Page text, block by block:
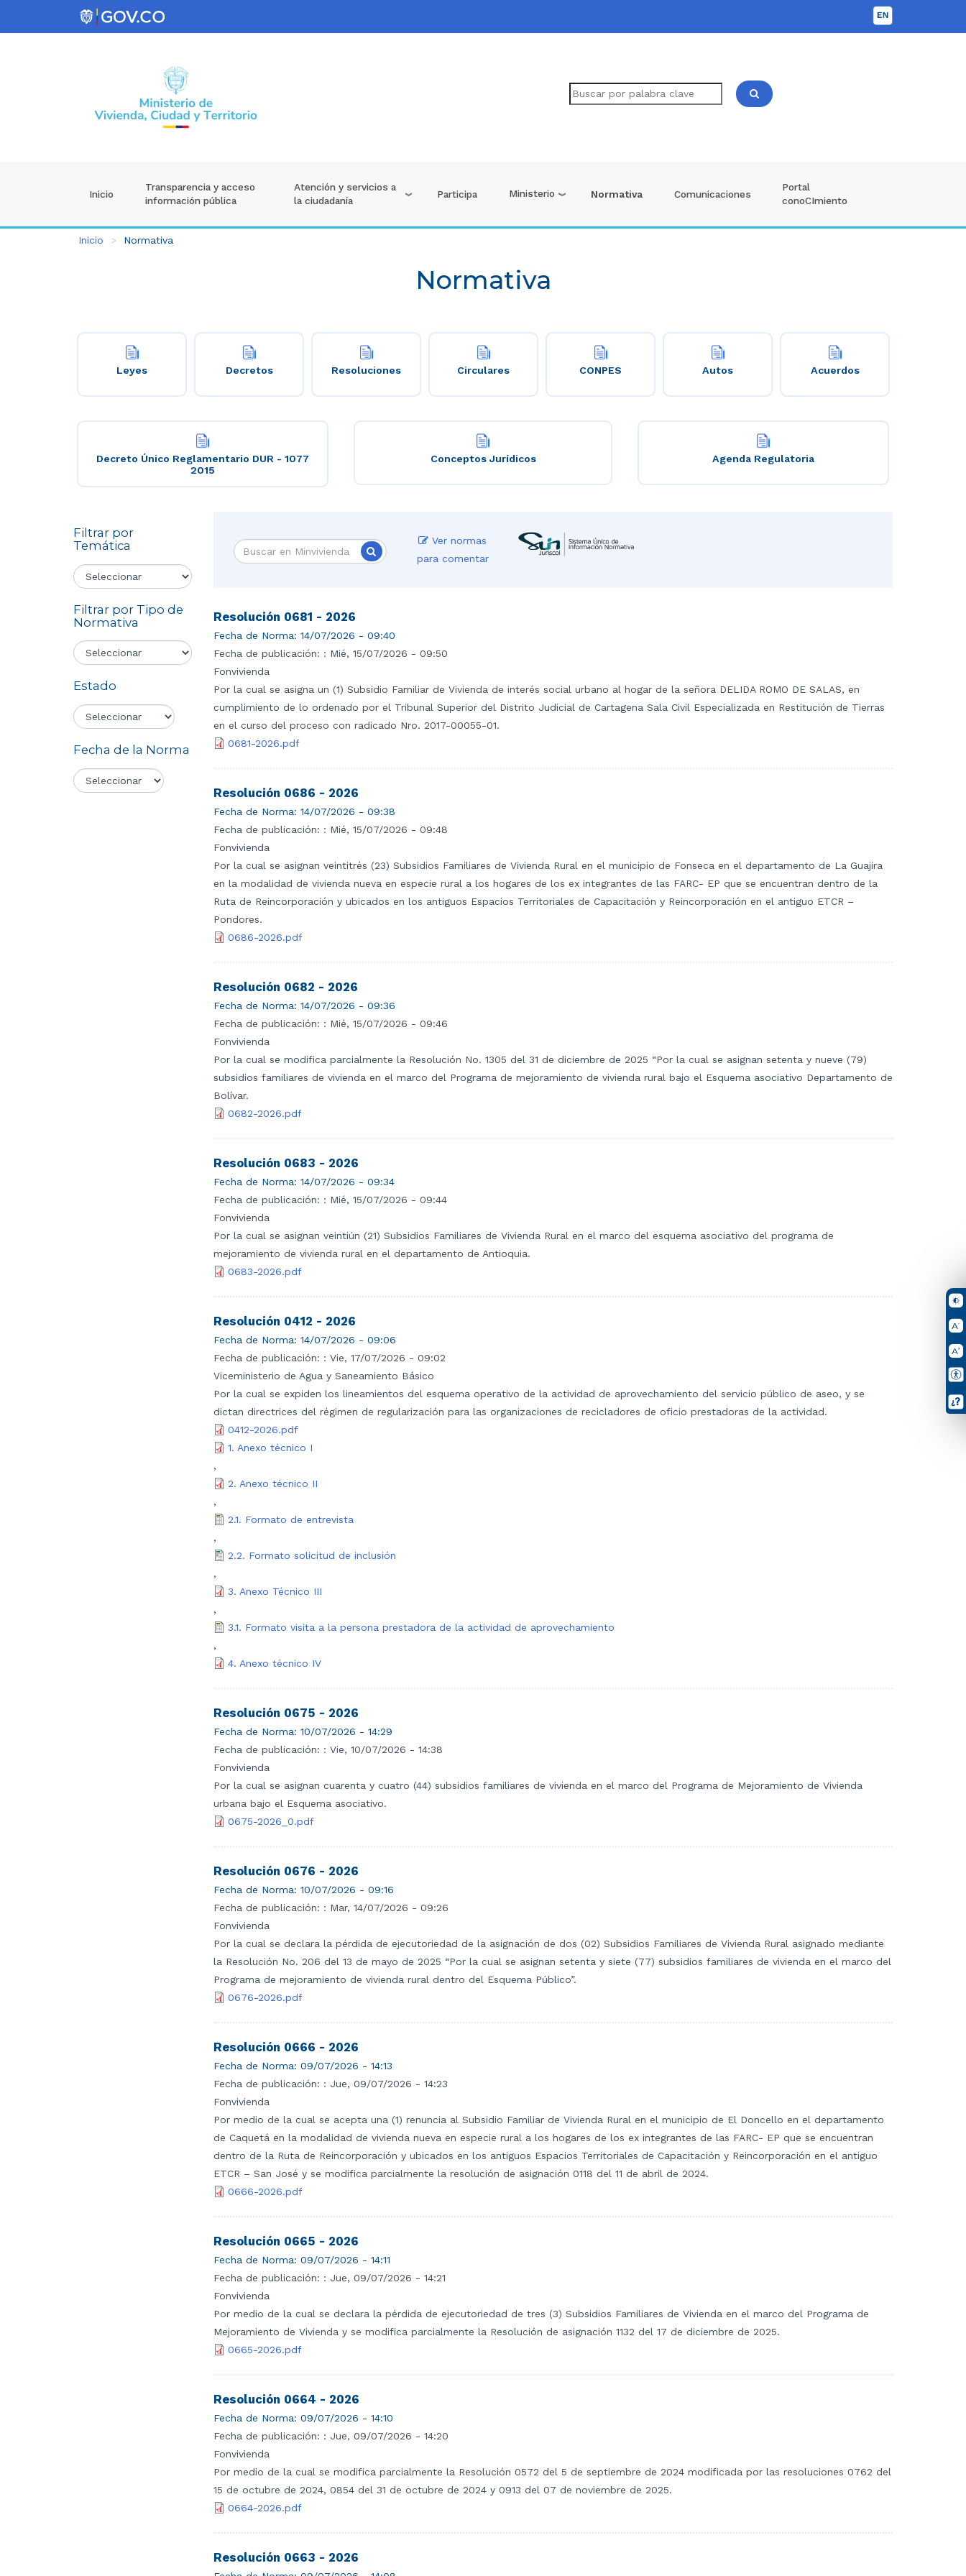
Inicio
Transparencia y acceso
información pública
Atención y servicios a
la ciudadanía
Participa Ministerio Normativa Comunicaciones
Portal
conoCImiento
Inicio Normativa
Normativa
Leyes Decretos Resoluciones Circulares CONPES Autos Acuerdos
Decreto Único Reglamentario DUR - 1077
2015
Conceptos Jurídicos Agenda Regulatoria
Filtrar por
Temática
Filtrar por Tipo de
Normativa
Estado
Fecha de la Norma
Ver normas
para comentar
Resolución 0681 - 2026
Fecha de Norma: 14/07/2026 - 09:40
Fecha de publicación: : Mié, 15/07/2026 - 09:50
Fonvivienda
Por la cual se asigna un (1) Subsidio Familiar de Vivienda de interés social urbano al hogar de la señora DELIDA ROMO DE SALAS, en
cumplimiento de lo ordenado por el Tribunal Superior del Distrito Judicial de Cartagena Sala Civil Especializada en Restitución de Tierras
en el curso del proceso con radicado Nro. 2017-00055-01.
0681-2026.pdf
Resolución 0686 - 2026
Fecha de Norma: 14/07/2026 - 09:38
Fecha de publicación: : Mié, 15/07/2026 - 09:48
Fonvivienda
Por la cual se asignan veintitrés (23) Subsidios Familiares de Vivienda Rural en el municipio de Fonseca en el departamento de La Guajira
en la modalidad de vivienda nueva en especie rural a los hogares de los ex integrantes de las FARC- EP que se encuentran dentro de la
Ruta de Reincorporación y ubicados en los antiguos Espacios Territoriales de Capacitación y Reincorporación en el antiguo ETCR –
Pondores.
0686-2026.pdf
Resolución 0682 - 2026
Fecha de Norma: 14/07/2026 - 09:36
Fecha de publicación: : Mié, 15/07/2026 - 09:46
Fonvivienda
Por la cual se modifica parcialmente la Resolución No. 1305 del 31 de diciembre de 2025 “Por la cual se asignan setenta y nueve (79)
subsidios familiares de vivienda en el marco del Programa de mejoramiento de vivienda rural bajo el Esquema asociativo Departamento de
Bolívar.
0682-2026.pdf
Resolución 0683 - 2026
Fecha de Norma: 14/07/2026 - 09:34
Fecha de publicación: : Mié, 15/07/2026 - 09:44
Fonvivienda
Por la cual se asignan veintiún (21) Subsidios Familiares de Vivienda Rural en el marco del esquema asociativo del programa de
mejoramiento de vivienda rural en el departamento de Antioquia.
0683-2026.pdf
Resolución 0412 - 2026
Fecha de Norma: 14/07/2026 - 09:06
Fecha de publicación: : Vie, 17/07/2026 - 09:02
Viceministerio de Agua y Saneamiento Básico
Por la cual se expiden los lineamientos del esquema operativo de la actividad de aprovechamiento del servicio público de aseo, y se
dictan directrices del régimen de regularización para las organizaciones de recicladores de oficio prestadoras de la actividad.
0412-2026.pdf
1. Anexo técnico I
,
2. Anexo técnico II
,
2.1. Formato de entrevista
,
2.2. Formato solicitud de inclusión
,
3. Anexo Técnico III
,
3.1. Formato visita a la persona prestadora de la actividad de aprovechamiento
,
4. Anexo técnico IV
Resolución 0675 - 2026
Fecha de Norma: 10/07/2026 - 14:29
Fecha de publicación: : Vie, 10/07/2026 - 14:38
Fonvivienda
Por la cual se asignan cuarenta y cuatro (44) subsidios familiares de vivienda en el marco del Programa de Mejoramiento de Vivienda
urbana bajo el Esquema asociativo.
0675-2026_0.pdf
Resolución 0676 - 2026
Fecha de Norma: 10/07/2026 - 09:16
Fecha de publicación: : Mar, 14/07/2026 - 09:26
Fonvivienda
Por la cual se declara la pérdida de ejecutoriedad de la asignación de dos (02) Subsidios Familiares de Vivienda Rural asignado mediante
la Resolución No. 206 del 13 de mayo de 2025 “Por la cual se asignan setenta y siete (77) subsidios familiares de vivienda en el marco del
Programa de mejoramiento de vivienda rural dentro del Esquema Público”.
0676-2026.pdf
Resolución 0666 - 2026
Fecha de Norma: 09/07/2026 - 14:13
Fecha de publicación: : Jue, 09/07/2026 - 14:23
Fonvivienda
Por medio de la cual se acepta una (1) renuncia al Subsidio Familiar de Vivienda Rural en el municipio de El Doncello en el departamento
de Caquetá en la modalidad de vivienda nueva en especie rural a los hogares de los ex integrantes de las FARC- EP que se encuentran
dentro de la Ruta de Reincorporación y ubicados en los antiguos Espacios Territoriales de Capacitación y Reincorporación en el antiguo
ETCR – San José y se modifica parcialmente la resolución de asignación 0118 del 11 de abril de 2024.
0666-2026.pdf
Resolución 0665 - 2026
Fecha de Norma: 09/07/2026 - 14:11
Fecha de publicación: : Jue, 09/07/2026 - 14:21
Fonvivienda
Por medio de la cual se declara la pérdida de ejecutoriedad de tres (3) Subsidios Familiares de Vivienda en el marco del Programa de
Mejoramiento de Vivienda y se modifica parcialmente la Resolución de asignación 1132 del 17 de diciembre de 2025.
0665-2026.pdf
Resolución 0664 - 2026
Fecha de Norma: 09/07/2026 - 14:10
Fecha de publicación: : Jue, 09/07/2026 - 14:20
Fonvivienda
Por medio de la cual se modifica parcialmente la Resolución 0572 del 5 de septiembre de 2024 modificada por las resoluciones 0762 del
15 de octubre de 2024, 0854 del 31 de octubre de 2024 y 0913 del 07 de noviembre de 2025.
0664-2026.pdf
Resolución 0663 - 2026